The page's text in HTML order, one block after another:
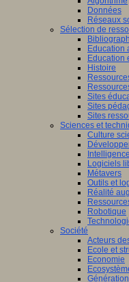
Données
Réseaux
Sélection de
Education
Education
Histoire
Sites
Sites
Sites
Sciences et
Culture
Logiciels
Métavers
Outils et
Réalité
Robotique
Société
Acteurs
Ecole et
Economie